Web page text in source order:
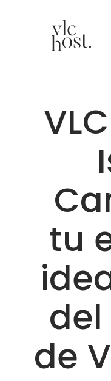
tu
del
de